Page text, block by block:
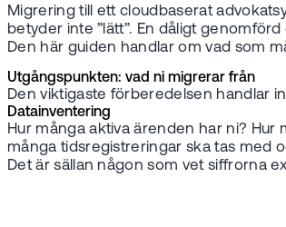
Migrering till ett cloudbaserat
betyder inte ”lätt”. En dåligt
Den här guiden handlar om vad som
Utgångspunkten: vad ni migrerar från
Den viktigaste förberedelsen handlar
Datainventering
Hur många aktiva ärenden har ni?
många tidsregistreringar ska tas med
Det är sällan någon som vet siffrorna